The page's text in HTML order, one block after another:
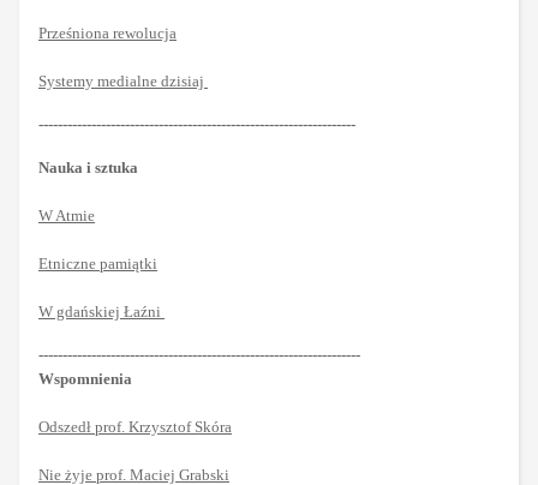
Prześniona rewolucja
Systemy medialne dzisiaj
------------------------------------------------------------------
Nauka i sztuka
W Atmie
Etniczne pamiątki
W gdańskiej Łaźni
-------------------------------------------------------------------
Wspomnienia
Odszedł prof. Krzysztof Skóra
Nie żyje prof. Maciej Grabski